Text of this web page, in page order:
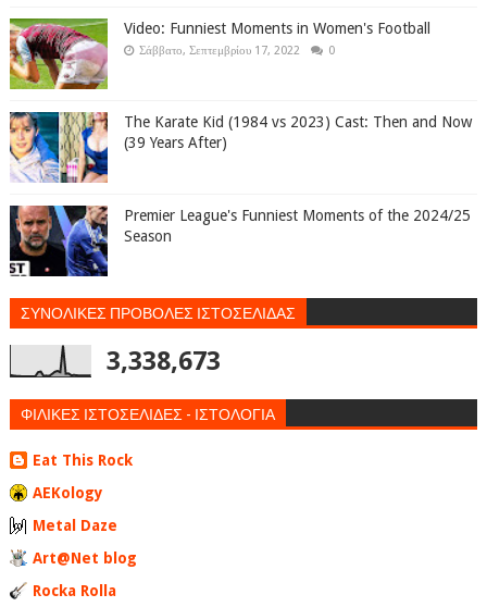
Video: Funniest Moments in Women's Football
Σάββατο, Σεπτεμβρίου 17, 2022 0
The Karate Kid (1984 vs 2023) Cast: Then and Now
(39 Years After)
Premier League's Funniest Moments of the 2024/25
Season
ΣΥΝΟΛΙΚΕΣ ΠΡΟΒΟΛΕΣ ΙΣΤΟΣΕΛΙΔΑΣ
3,338,673
ΦΙΛΙΚΕΣ ΙΣΤΟΣΕΛΙΔΕΣ - ΙΣΤΟΛΟΓΙΑ
Eat This Rock
AEKology
Metal Daze
Art@Net blog
Rocka Rolla